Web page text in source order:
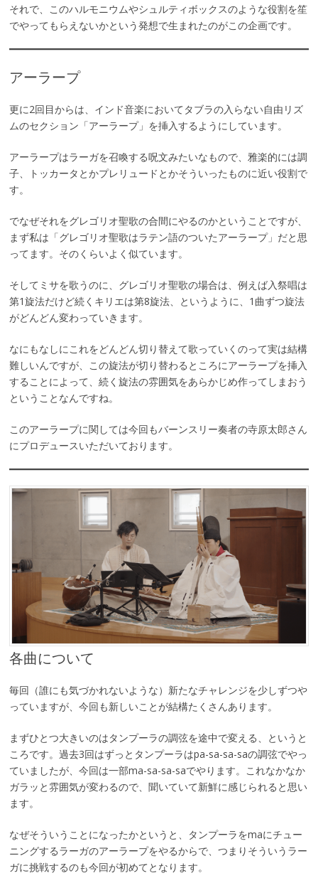
それで、このハルモニウムやシュルティボックスのような役割を笙
でやってもらえないかという発想で生まれたのがこの企画です。
アーラープ
更に2回目からは、インド音楽においてタブラの入らない自由リズ
ムのセクション「アーラープ」を挿入するようにしています。
アーラープはラーガを召喚する呪文みたいなもので、雅楽的には調
子、トッカータとかプレリュードとかそういったものに近い役割で
す。
でなぜそれをグレゴリオ聖歌の合間にやるのかということですが、
まず私は「グレゴリオ聖歌はラテン語のついたアーラープ」だと思
ってます。そのくらいよく似ています。
そしてミサを歌うのに、グレゴリオ聖歌の場合は、例えば入祭唱は
第1旋法だけど続くキリエは第8旋法、というように、1曲ずつ旋法
がどんどん変わっていきます。
なにもなしにこれをどんどん切り替えて歌っていくのって実は結構
難しいんですが、この旋法が切り替わるところにアーラープを挿入
することによって、続く旋法の雰囲気をあらかじめ作ってしまおう
ということなんですね。
このアーラープに関しては今回もバーンスリー奏者の寺原太郎さん
にプロデュースいただいております。
各曲について
毎回（誰にも気づかれないような）新たなチャレンジを少しずつや
っていますが、今回も新しいことが結構たくさんあります。
まずひとつ大きいのはタンプーラの調弦を途中で変える、というと
ころです。過去3回はずっとタンプーラはpa-sa-sa-saの調弦でやっ
ていましたが、今回は一部ma-sa-sa-saでやります。これなかなか
ガラッと雰囲気が変わるので、聞いていて新鮮に感じられると思い
ます。
なぜそういうことになったかというと、タンプーラをmaにチュー
ニングするラーガのアーラープをやるからで、つまりそういうラー
ガに挑戦するのも今回が初めてとなります。